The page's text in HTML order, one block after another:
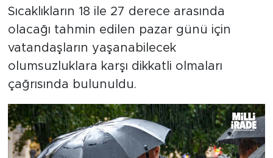
Sıcaklıkların 18 ile 27 derece arasında
olacağı tahmin edilen pazar günü için
vatandaşların yaşanabilecek
olumsuzluklara karşı dikkatli olmaları
çağrısında bulunuldu.